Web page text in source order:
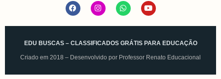
EDU BUSCAS – CLASSIFICADOS GRÁTIS PARA EDUCAÇÃO
Criado em 2018 – Desenvolvido por Professor Renato Educacional